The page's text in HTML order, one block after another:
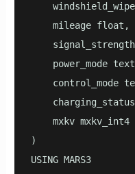
    mileage float,
power_mode
control_mode
    mxkv mxkv_int4
)
USING MARS3